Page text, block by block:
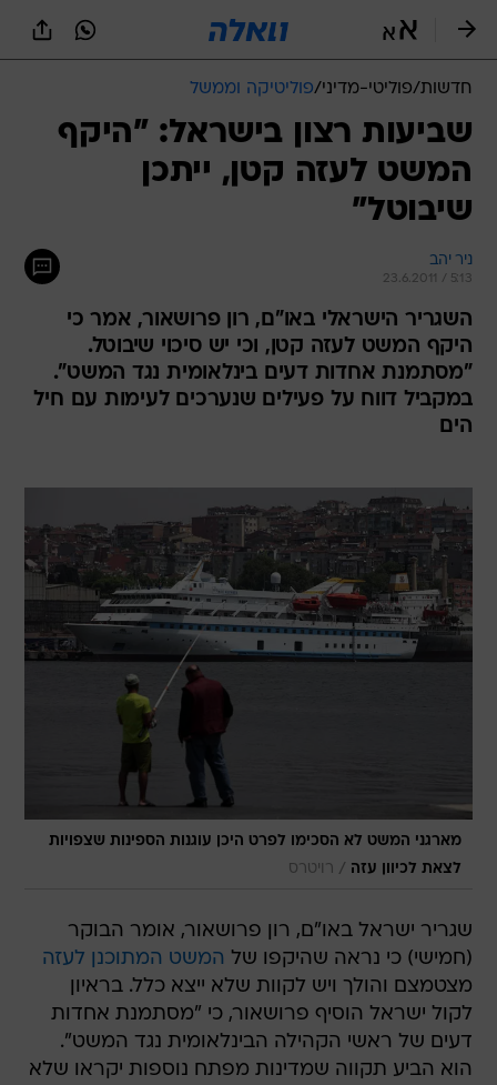
חדשות/פוליטי-מדיני/פוליטיקה וממשל
שביעות רצון בישראל: "היקף
המשט לעזה קטן, ייתכן
שיבוטל"
ניר יהב
23.6.2011 / 5:13
השגריר הישראלי באו"ם, רון פרושאור, אמר כי
היקף המשט לעזה קטן, וכי יש סיכוי שיבוטל.
"מסתמנת אחדות דעים בינלאומית נגד המשט".
במקביל דווח על פעילים שנערכים לעימות עם חיל
הים
מארגני המשט לא הסכימו לפרט היכן עוגנות הספינות שצפויות
לצאת לכיוון עזה / רויטרס
שגריר ישראל באו"ם, רון פרושאור, אומר הבוקר
(חמישי) כי נראה שהיקפו של המשט המתוכנן לעזה
מצטמצם והולך ויש לקוות שלא ייצא כלל. בראיון
לקול ישראל הוסיף פרושאור, כי "מסתמנת אחדות
דעים של ראשי הקהילה הבינלאומית נגד המשט".
הוא הביע תקווה שמדינות מפתח נוספות יקראו שלא